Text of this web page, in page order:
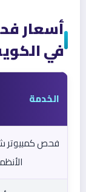
أسعار
في
الخدمة
فحص كمبيوتر